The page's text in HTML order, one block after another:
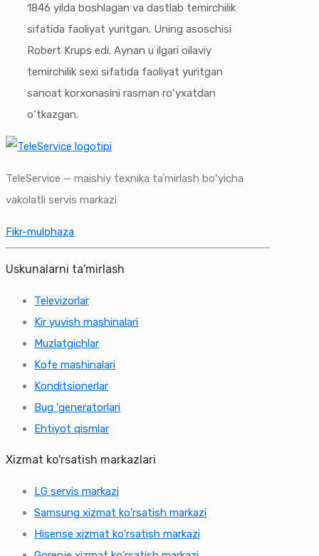
1846 yilda boshlagan va dastlab temirchilik
sifatida faoliyat yuritgan. Uning asoschisi
Robert Krups edi. Aynan u ilgari oilaviy
temirchilik sexi sifatida faoliyat yuritgan
sanoat korxonasini rasman ro‘yxatdan
o‘tkazgan.
TeleService — maishiy texnika taʼmirlash boʻyicha
vakolatli servis markazi
Fikr-mulohaza
Uskunalarni ta'mirlash
Televizorlar
Kir yuvish mashinalari
Muzlatgichlar
Kofe mashinalari
Konditsionerlar
Bug 'generatorlari
Ehtiyot qismlar
Xizmat ko'rsatish markazlari
LG servis markazi
Samsung xizmat ko'rsatish markazi
Hisense xizmat ko'rsatish markazi